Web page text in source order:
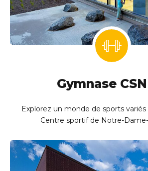
Gymnase
Explorez un monde de sports
Centre sportif de Notre-